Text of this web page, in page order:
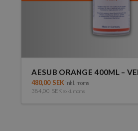
AESUB ORANGE 400ML –
480,00 SEK inkl. moms
384,00 SEK exkl. moms